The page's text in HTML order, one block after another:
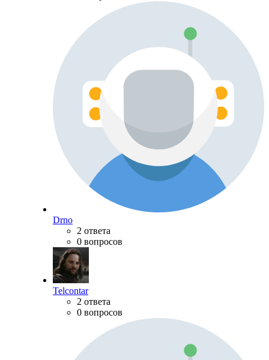
Drno
2 ответа
0 вопросов
Telcontar
2 ответа
0 вопросов